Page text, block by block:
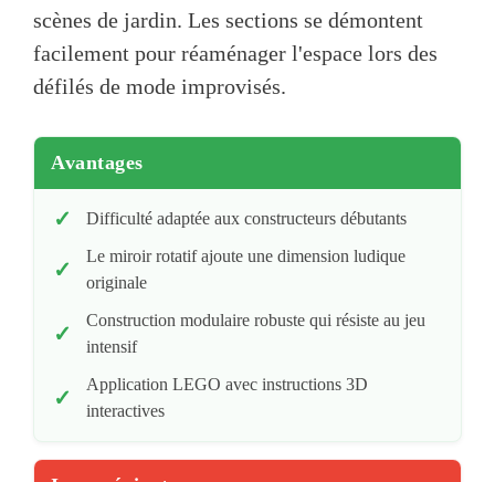
scènes de jardin. Les sections se démontent
facilement pour réaménager l'espace lors des
défilés de mode improvisés.
Avantages
Difficulté adaptée aux constructeurs débutants
Le miroir rotatif ajoute une dimension ludique
originale
Construction modulaire robuste qui résiste au jeu
intensif
Application LEGO avec instructions 3D
interactives